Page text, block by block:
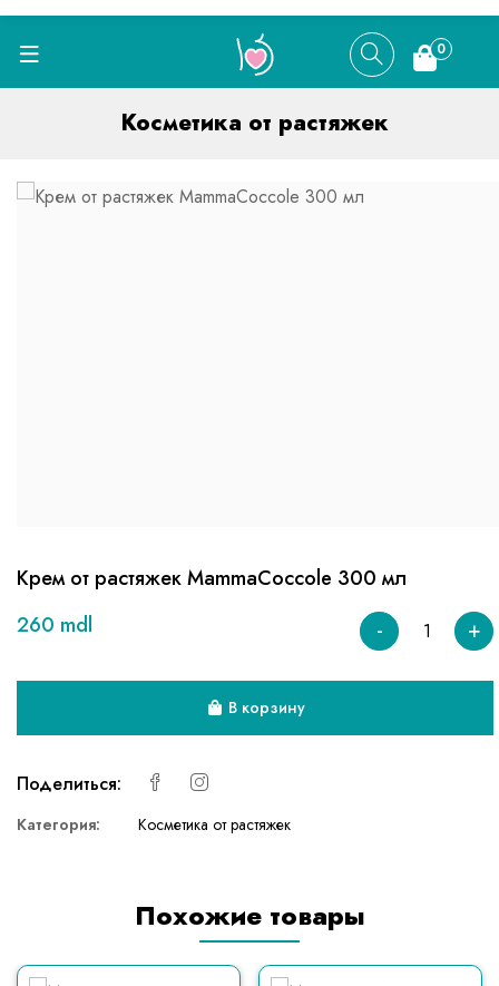
0
Косметика от растяжек
Крем от растяжек MammaCoccole 300 мл
260 mdl
- +
В корзину
Поделиться:
Категория: Косметика от растяжек
Похожие товары